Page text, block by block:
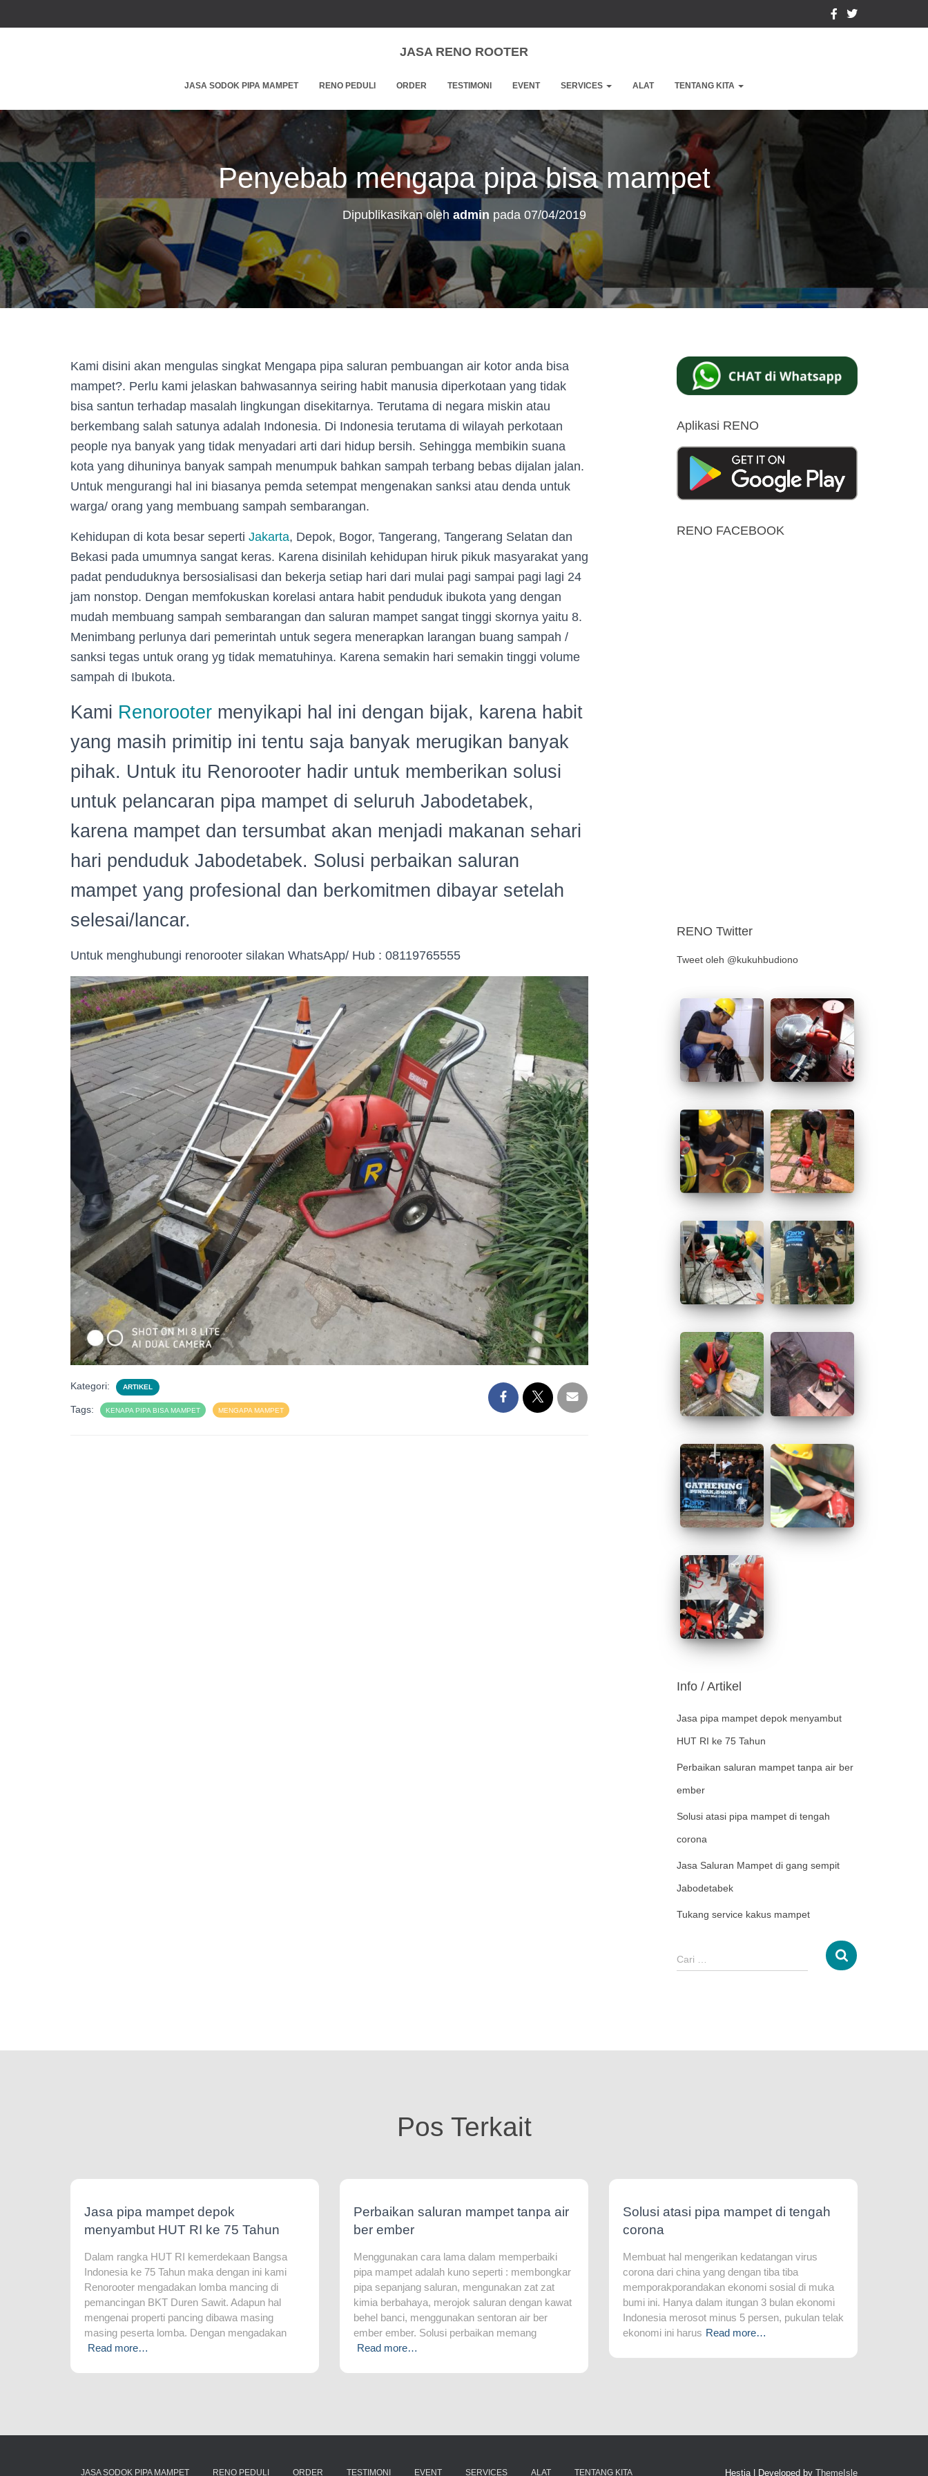
JASA RENO ROOTER
JASA SODOK PIPA MAMPET RENO PEDULI ORDER TESTIMONI EVENT SERVICES ALAT TENTANG KITA
Penyebab mengapa pipa bisa mampet
Dipublikasikan oleh admin pada 07/04/2019
Kami disini akan mengulas singkat Mengapa pipa saluran pembuangan air kotor anda bisa
mampet?. Perlu kami jelaskan bahwasannya seiring habit manusia diperkotaan yang tidak
bisa santun terhadap masalah lingkungan disekitarnya. Terutama di negara miskin atau
berkembang salah satunya adalah Indonesia. Di Indonesia terutama di wilayah perkotaan
people nya banyak yang tidak menyadari arti dari hidup bersih. Sehingga membikin suana
kota yang dihuninya banyak sampah menumpuk bahkan sampah terbang bebas dijalan jalan.
Untuk mengurangi hal ini biasanya pemda setempat mengenakan sanksi atau denda untuk
warga/ orang yang membuang sampah sembarangan.
Kehidupan di kota besar seperti Jakarta, Depok, Bogor, Tangerang, Tangerang Selatan dan
Bekasi pada umumnya sangat keras. Karena disinilah kehidupan hiruk pikuk masyarakat yang
padat penduduknya bersosialisasi dan bekerja setiap hari dari mulai pagi sampai pagi lagi 24
jam nonstop. Dengan memfokuskan korelasi antara habit penduduk ibukota yang dengan
mudah membuang sampah sembarangan dan saluran mampet sangat tinggi skornya yaitu 8.
Menimbang perlunya dari pemerintah untuk segera menerapkan larangan buang sampah /
sanksi tegas untuk orang yg tidak mematuhinya. Karena semakin hari semakin tinggi volume
sampah di Ibukota.
Kami Renorooter menyikapi hal ini dengan bijak, karena habit
yang masih primitip ini tentu saja banyak merugikan banyak
pihak. Untuk itu Renorooter hadir untuk memberikan solusi
untuk pelancaran pipa mampet di seluruh Jabodetabek,
karena mampet dan tersumbat akan menjadi makanan sehari
hari penduduk Jabodetabek. Solusi perbaikan saluran
mampet yang profesional dan berkomitmen dibayar setelah
selesai/lancar.
Untuk menghubungi renorooter silakan WhatsApp/ Hub : 08119765555
Kategori: ARTIKEL
Tags: KENAPA PIPA BISA MAMPET MENGAPA MAMPET
Aplikasi RENO
RENO FACEBOOK
RENO Twitter
Tweet oleh @kukuhbudiono
Info / Artikel
Jasa pipa mampet depok menyambut
HUT RI ke 75 Tahun
Perbaikan saluran mampet tanpa air ber
ember
Solusi atasi pipa mampet di tengah
corona
Jasa Saluran Mampet di gang sempit
Jabodetabek
Tukang service kakus mampet
Cari …
Pos Terkait
Jasa pipa mampet depok
menyambut HUT RI ke 75 Tahun
Dalam rangka HUT RI kemerdekaan Bangsa
Indonesia ke 75 Tahun maka dengan ini kami
Renorooter mengadakan lomba mancing di
pemancingan BKT Duren Sawit. Adapun hal
mengenai properti pancing dibawa masing
masing peserta lomba. Dengan mengadakan
Read more…
Perbaikan saluran mampet tanpa air
ber ember
Menggunakan cara lama dalam memperbaiki
pipa mampet adalah kuno seperti : membongkar
pipa sepanjang saluran, mengunakan zat zat
kimia berbahaya, merojok saluran dengan kawat
behel banci, menggunakan sentoran air ber
ember ember. Solusi perbaikan memang
Read more…
Solusi atasi pipa mampet di tengah
corona
Membuat hal mengerikan kedatangan virus
corona dari china yang dengan tiba tiba
memporakporandakan ekonomi sosial di muka
bumi ini. Hanya dalam itungan 3 bulan ekonomi
Indonesia merosot minus 5 persen, pukulan telak
ekonomi ini harus Read more…
JASA SODOK PIPA MAMPET RENO PEDULI ORDER TESTIMONI EVENT SERVICES ALAT TENTANG KITA Hestia | Developed by ThemeIsle